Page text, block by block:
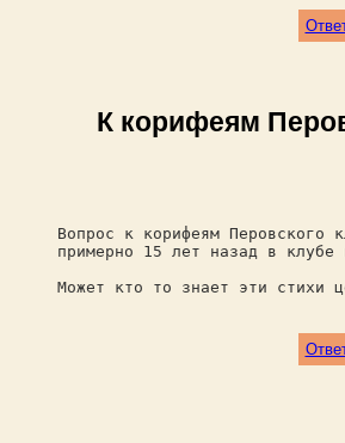
К корифеям
Вопрос к корифеям Перовского
примерно 15 лет назад в
Может кто то знает эти стихи